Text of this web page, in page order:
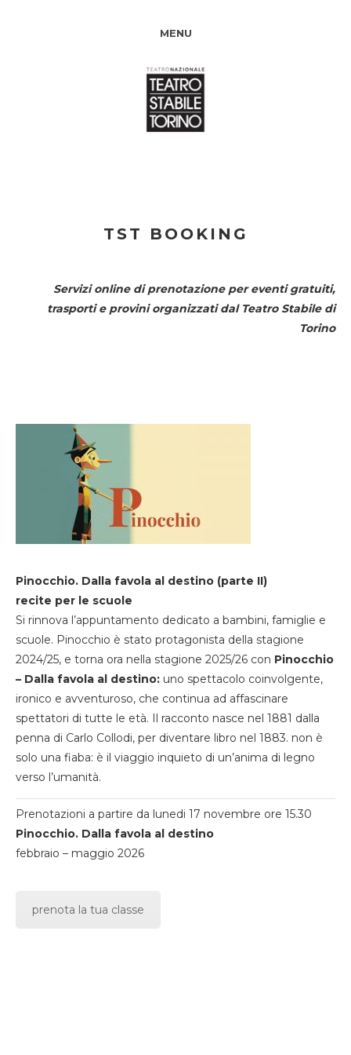
MENU
TST BOOKING
Servizi online di prenotazione per eventi gratuiti,
trasporti e provini organizzati dal Teatro Stabile di
Torino
Pinocchio. Dalla favola al destino (parte II)
recite per le scuole
Si rinnova l’appuntamento dedicato a bambini, famiglie e
scuole. Pinocchio è stato protagonista della stagione
2024/25, e torna ora nella stagione 2025/26 con Pinocchio
– Dalla favola al destino: uno spettacolo coinvolgente,
ironico e avventuroso, che continua ad affascinare
spettatori di tutte le età. Il racconto nasce nel 1881 dalla
penna di Carlo Collodi, per diventare libro nel 1883. non è
solo una fiaba: è il viaggio inquieto di un’anima di legno
verso l’umanità.
Prenotazioni a partire da lunedi 17 novembre ore 15.30
Pinocchio. Dalla favola al destino
febbraio – maggio 2026
prenota la tua classe